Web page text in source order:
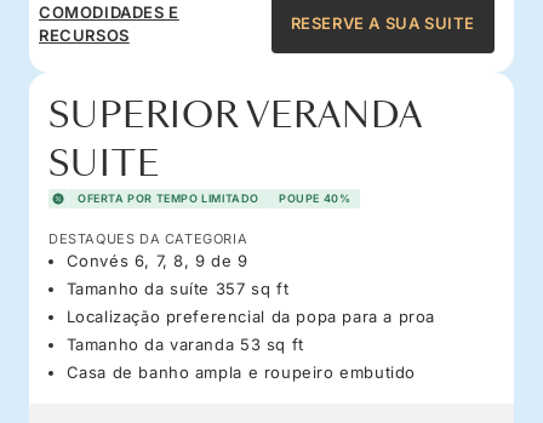
COMODIDADES E
RECURSOS
RESERVE A SUA SUITE
SUPERIOR VERANDA
SUITE
OFERTA POR TEMPO LIMITADO POUPE 40%
DESTAQUES DA CATEGORIA
Convés 6, 7, 8, 9 de 9
Tamanho da suíte 357 sq ft
Localização preferencial da popa para a proa
Tamanho da varanda 53 sq ft
Casa de banho ampla e roupeiro embutido